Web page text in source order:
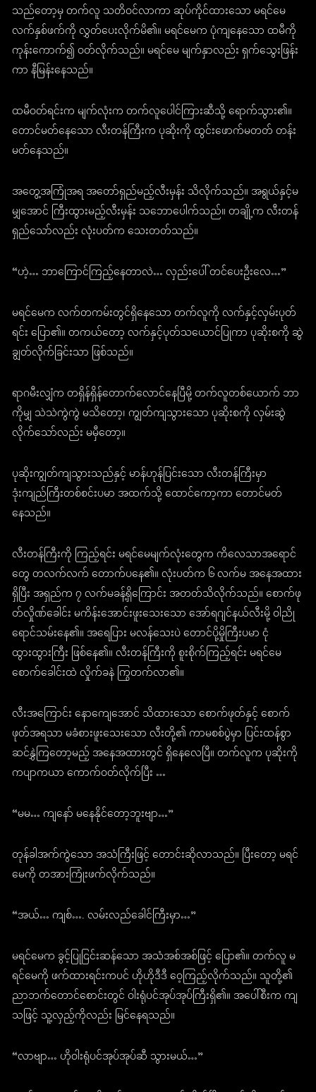
သည်တော့မှ တက်လူ သတိဝင်လာကာ ဆုပ်ကိုင်ထားသော မရင်မေ
လက်နှစ်ဖက်ကို လွှတ်ပေးလိုက်မိ၏။ မရင်မေက ပုံကျနေသော ထမီကို
ကုန်းကောက်၍ ဝတ်လိုက်သည်။ မရင်မေ မျက်နှာလည်း ရှက်သွေးဖြန်း
ကာ နီမြန်းနေသည်။
ထမီဝတ်ရင်းက မျက်လုံးက တက်လူပေါင်ကြားဆီသို့ ရောက်သွား၏။
တောင်မတ်နေသော လီးတန်ကြီးက ပုဆိုးကို ထွင်းဖောက်မတတ် တန်း
မတ်နေသည်။
အတွေ့အကြုံအရ အတော်ရှည်မည့်လီးမှန်း သိလိုက်သည်။ အရွယ်နှင့်မ
မျှအောင် ကြီးထွားမည့်လီးမှန်း သဘောပေါက်သည်။ တချို့က လီးတန်
ရှည်သော်လည်း လုံးပတ်က သေးတတ်သည်။
“ဟဲ့… ဘာကြောင်ကြည့်နေတာလဲ… လှည်းပေါ် တင်ပေးဦးလေ…”
မရင်မေက လက်တကမ်းတွင်ရှိနေသော တက်လူကို လက်နှင့်လှမ်းပုတ်
ရင်း ပြော၏။ တကယ်တော့ လက်နှင့်ပုတ်သယောင်ပြုကာ ပုဆိုးစကို ဆွဲ
ချွတ်လိုက်ခြင်းသာ ဖြစ်သည်။
ရာဂမီးလျှံက တရှိန်ရှိန်တောက်လောင်နေပြီမို့ တက်လူတစ်ယောက် ဘာ
ကိုမျှ သဲသဲကွဲကွဲ မသိတော့၊ ကျွတ်ကျသွားသော ပုဆိုးစကို လှမ်းဆွဲ
လိုက်သော်လည်း မမှီတော့။
ပုဆိုးကျွတ်ကျသွားသည်နှင့် မာန်ဟုန်ပြင်းသော လီးတန်ကြီးမှာ
ဒုံးကျည်ကြီးတစ်စင်းပမာ အထက်သို့ ထောင်ကော့ကာ တောင်မတ်
နေသည်။
လီးတန်ကြီးကို ကြည့်ရင်း မရင်မေမျက်လုံးတွေက ကိလေသာအရောင်
တွေ တလက်လက် တောက်ပနေ၏။ လုံးပတ်က ၆ လက်မ အနေအထား
ရှိပြီး အရှည်က ၇ လက်မခန့်ရှိကြောင်း အတတ်သိလိုက်သည်။ စောက်ဖု
တ်လှိုဏ်ခေါင်း မကိန်းအောင်းဖူးသေးသော အော်ရဂျင်နယ်လီးမို့ ဝါညို
ရောင်သမ်းနေ၏။ အရေပြား မလန်သေးပဲ တောင်ပို့မှိုကြီးပမာ ငုံ
ထွားထွားကြီး ဖြစ်နေ၏။ လီးတန်ကြီးကို စူးစိုက်ကြည့်ရင်း မရင်မေ
စောက်ခေါင်းထဲ လှိုက်ခနဲ ကြွတက်လာ၏။
လီးအကြောင်း နောကျေအောင် သိထားသော စောက်ဖုတ်နှင့် စောက်
ဖုတ်အရသာ မခံစားဖူးသေးသော လီးတို့၏ ကာမစစ်ပွဲမှာ ပြင်းထန်စွာ
ဆင်နွှဲကြတော့မည့် အနေအထားတွင် ရှိနေလေပြီ။ တက်လူက ပုဆိုးကို
ကပျာကယာ ကောက်ဝတ်လိုက်ပြီး …
“မမ… ကျနော် မနေနိုင်တော့ဘူးဗျာ…”
တုန်ခါအက်ကွဲသော အသံကြီးဖြင့် တောင်းဆိုလာသည်။ ပြီးတော့ မရင်
မေကို တအားကြုံးဖက်လိုက်သည်။
“အယ်… ကျစ်…. လမ်းလည်ခေါင်ကြီးမှာ…”
မရင်မေက ခွင့်ပြုငြင်းဆန်သော အသံအစ်အစ်ဖြင့် ပြော၏။ တက်လူ မ
ရင်မေကို ဖက်ထားရင်းကပင် ဟိုဟိုဒီဒီ ဝေ့ကြည့်လိုက်သည်။ သူတို့၏
ညာဘက်တောင်စောင်းတွင် ဝါးရုံပင်အုပ်အုပ်ကြီးရှိ၏။ အပေါ်စီးက ကျ
သဖြင့် သူ့လှည့်ကိုလည်း မြင်နေရသည်။
“လာဗျာ… ဟိုဝါးရုံပင်အုပ်အုပ်ဆီ သွားမယ်…”